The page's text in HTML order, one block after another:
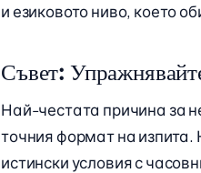
и езиковото ниво, което
Съвет:
Най-честата причина за
точния формат на
истински условия с